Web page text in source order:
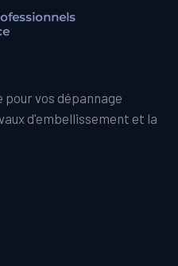
pour vos dépannage
d'embellissement et la